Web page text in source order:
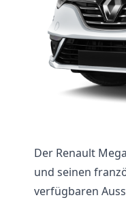
Der Renault
und seinen
verfügbaren